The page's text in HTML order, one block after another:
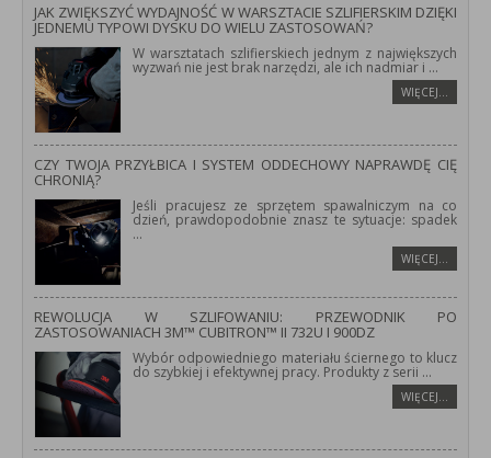
JAK ZWIĘKSZYĆ WYDAJNOŚĆ W WARSZTACIE SZLIFIERSKIM DZIĘKI
JEDNEMU TYPOWI DYSKU DO WIELU ZASTOSOWAŃ?
W warsztatach szlifierskiech jednym z największych
wyzwań nie jest brak narzędzi, ale ich nadmiar i ...
WIĘCEJ…
CZY TWOJA PRZYŁBICA I SYSTEM ODDECHOWY NAPRAWDĘ CIĘ
CHRONIĄ?
Jeśli pracujesz ze sprzętem spawalniczym na co
dzień, prawdopodobnie znasz te sytuacje: spadek
...
WIĘCEJ…
REWOLUCJA W SZLIFOWANIU: PRZEWODNIK PO
ZASTOSOWANIACH 3M™ CUBITRON™ II 732U I 900DZ
Wybór odpowiedniego materiału ściernego to klucz
do szybkiej i efektywnej pracy. Produkty z serii ...
WIĘCEJ…